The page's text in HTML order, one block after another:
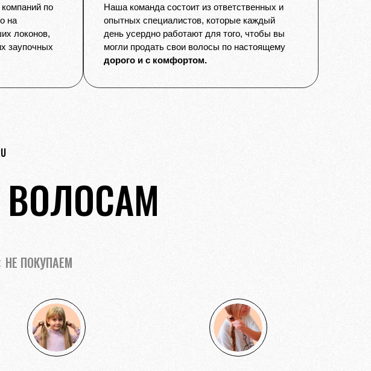
по
на
локонов,
заупочных
Наша команда состоит из ответственных и
опытных специалистов, которые каждый
день усердно работают для того, чтобы вы
могли продать свои волосы по настоящему
дорого и с комфортом.
ВОЛОСАМ
ПОКУПАЕМ